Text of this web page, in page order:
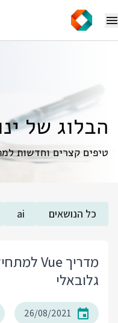
הבלוג של
טיפים קצרים וחדשות
כל הנושאים ai
גלובאלי
26/08/2021